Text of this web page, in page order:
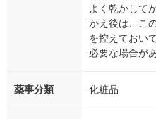
よく乾かして
かえ後は、こ
を控えておい
必要な場合が
薬事分類 化粧品